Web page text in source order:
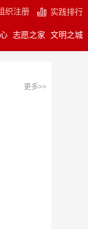
实践排行
织注册
志愿之家 文明之城
更多>>